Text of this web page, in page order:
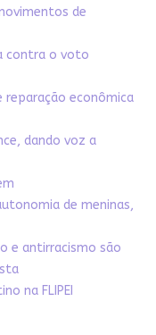
de
contra o voto
reparação econômica
dando voz a
de meninas,
e antirracismo são
na FLIPEI